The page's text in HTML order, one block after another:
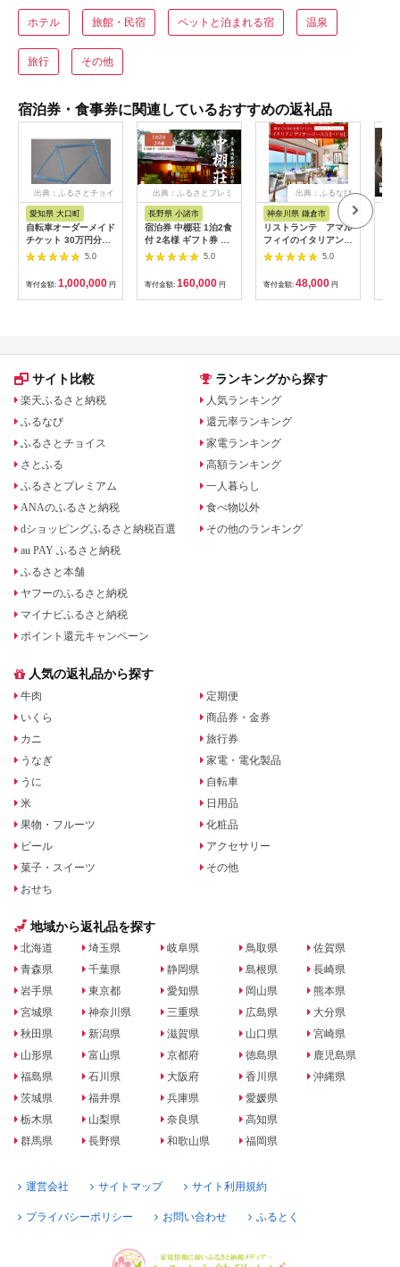
ホテル 旅館・民宿 ペットと泊まれる宿 温泉
旅行 その他
宿泊券・食事券に関連しているおすすめの返礼品
出典：ふるさとチョイ
愛知県 大口町
自転車オーダーメイド
チケット 30万円分
【1360365】
5.0
寄付金額: 1,000,000 円
出典：ふるさとプレミ
長野県 小諸市
宿泊券 中棚荘 1泊2食
付 2名様 ギフト券 チ
ケット 券 宿泊 旅行
5.0
寄付金額: 160,000 円
出典：ふるなび
神奈川県 鎌倉市
リストランテ アマル
フィイのイタリアンデ
ィナーコースA ペア
5.0
寄付金額: 48,000 円
サイト比較
楽天ふるさと納税
ふるなび
ふるさとチョイス
さとふる
ふるさとプレミアム
ANAのふるさと納税
dショッピングふるさと納税百選
au PAY ふるさと納税
ふるさと本舗
ヤフーのふるさと納税
マイナビふるさと納税
ポイント還元キャンペーン
ランキングから探す
人気ランキング
還元率ランキング
家電ランキング
高額ランキング
一人暮らし
食べ物以外
その他のランキング
人気の返礼品から探す
牛肉
いくら
カニ
うなぎ
うに
米
果物・フルーツ
ビール
菓子・スイーツ
おせち
定期便
商品券・金券
旅行券
家電・電化製品
自転車
日用品
化粧品
アクセサリー
その他
地域から返礼品を探す
北海道
青森県
岩手県
宮城県
秋田県
山形県
福島県
茨城県
栃木県
群馬県
埼玉県
千葉県
東京都
神奈川県
新潟県
富山県
石川県
福井県
山梨県
長野県
岐阜県
静岡県
愛知県
三重県
滋賀県
京都府
大阪府
兵庫県
奈良県
和歌山県
鳥取県
島根県
岡山県
広島県
山口県
徳島県
香川県
愛媛県
高知県
福岡県
佐賀県
長崎県
熊本県
大分県
宮崎県
鹿児島県
沖縄県
運営会社 サイトマップ サイト利用規約
プライバシーポリシー お問い合わせ ふるとく